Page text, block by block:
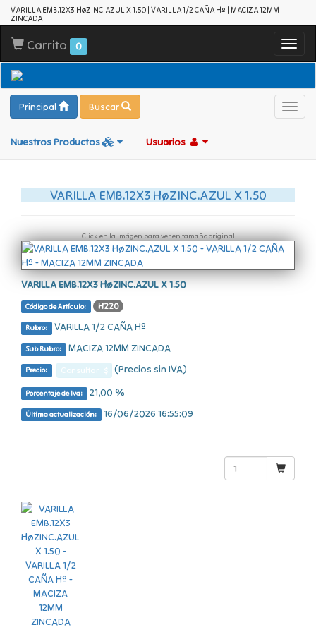
VARILLA EMB.12X3 HøZINC.AZUL X 1.50 | VARILLA 1/2 CAÑA Hº | MACIZA 12MM
ZINCADA
Carrito 0
Principal Buscar
Nuestros Productos Usuarios
VARILLA EMB.12X3 HøZINC.AZUL X 1.50
Click en la imágen para ver en tamaño original
VARILLA EMB.12X3 HøZINC.AZUL X 1.50
Código de Artículo: H220
Rubro: VARILLA 1/2 CAÑA Hº
Sub Rubro: MACIZA 12MM ZINCADA
Precio: Consultar $ (Precios sin IVA)
Porcentaje de Iva: 21,00 %
Última actualización: 16/06/2026 16:55:09